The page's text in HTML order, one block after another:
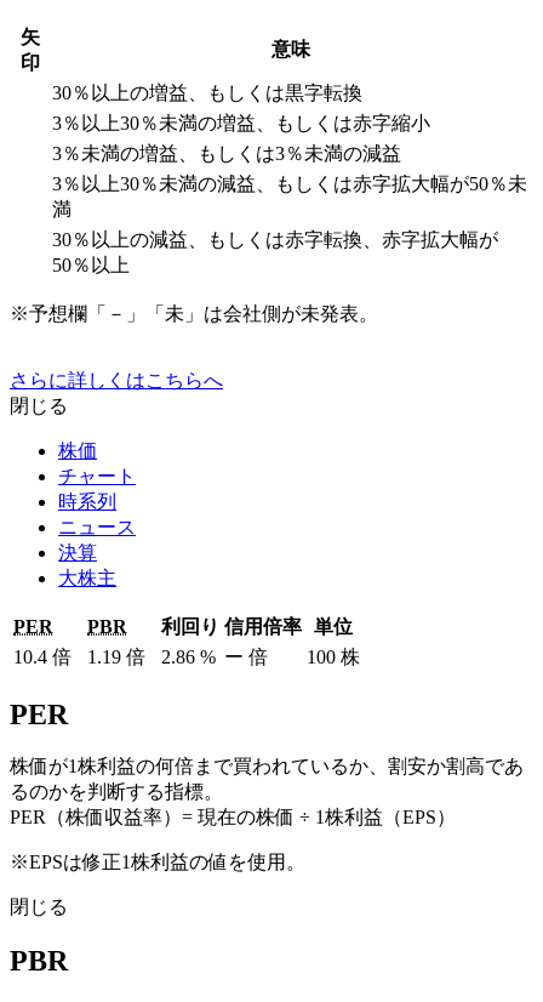
矢
印
意味
30％以上の増益、もしくは黒字転換
3％以上30％未満の増益、もしくは赤字縮小
3％未満の増益、もしくは3％未満の減益
3％以上30％未満の減益、もしくは赤字拡大幅が50％未
満
30％以上の減益、もしくは赤字転換、赤字拡大幅が
50％以上
※予想欄「－」「未」は会社側が未発表。
さらに詳しくはこちらへ
閉じる
株価
チャート
時系列
ニュース
決算
大株主
PER PBR 利回り 信用倍率 単位
10.4 倍 1.19 倍 2.86 % ー 倍 100 株
PER
株価が1株利益の何倍まで買われているか、割安か割高であ
るのかを判断する指標。
PER（株価収益率）= 現在の株価 ÷ 1株利益（EPS）
※EPSは修正1株利益の値を使用。
閉じる
PBR